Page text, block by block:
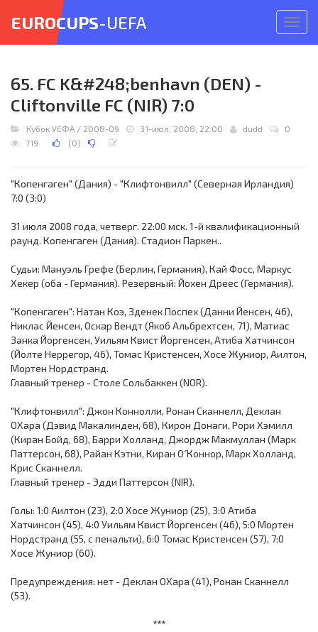
меню
EUROCUPS-UEFA
65. FC K&#248;benhavn (DEN) -
Cliftonville FC (NIR) 7:0
Кубок УЕФА / 2008-09 31-июл, 2008, 22:00 dudd
0
719
(0)
"Копенгаген" (Дания) - "Клифтонвилл" (Северная Ирландия)
7:0 (3:0)
31 июля 2008 года, четверг. 22:00 мск. 1-й квалификационный
раунд. Копенгаген (Дания). Стадион Паркен..
Судьи: Мануэль Грефе (Берлин, Германия), Кай Фосс, Маркус
Хекер (оба - Германия). Резервный: Йохен Дреес (Германия).
"Копенгаген": Натан Коэ, Зденек Поспех (Данни Йенсен, 46),
Никлас Йенсен, Оскар Вендт (Якоб Альбрехтсен, 71), Матиас
Занка Йоргенсен, Уильям Квист Йоргенсен, Атиба Хатчинсон
(Йолте Неррегор, 46), Томас Кристенсен, Хосе Жуниор, Аилтон,
Мортен Нордстранд.
Главный тренер - Столе Сольбаккен (NOR).
"Клифтонвилл": Джон Коннолли, Ронан Сканнелл, Деклан
ОХара (Дэвид Макалинден, 68), Кирон Донаги, Рори Хэмилл
(Киран Бойд, 68), Барри Холланд, Джордж Макмуллан (Марк
Паттерсон, 68), Райан Кэтни, Киран О´Коннор, Марк Холланд,
Крис Сканнелл.
Главный тренер - Эдди Паттерсон (NIR).
Голы: 1:0 Аилтон (23), 2:0 Хосе Жуниор (25), 3:0 Атиба
Хатчинсон (45), 4:0 Уильям Квист Йоргенсен (46), 5:0 Мортен
Нордстранд (55, с пенальти), 6:0 Томас Кристенсен (57), 7:0
Хосе Жуниор (60).
Предупреждения: нет - Деклан ОХара (41), Ронан Сканнелл
(53).
***